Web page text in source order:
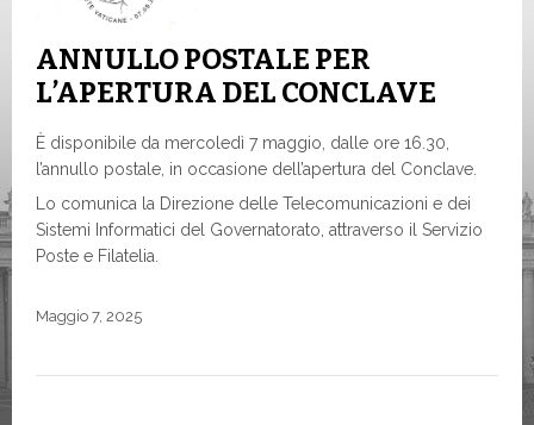
ANNULLO POSTALE PER
L’APERTURA DEL CONCLAVE
È disponibile da mercoledì 7 maggio, dalle ore 16.30,
l’annullo postale, in occasione dell’apertura del Conclave.
Lo comunica la Direzione delle Telecomunicazioni e dei
Sistemi Informatici del Governatorato, attraverso il Servizio
Poste e Filatelia.
Maggio 7, 2025